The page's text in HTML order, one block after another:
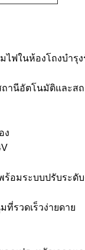
ไฟในห้องโถงบำ
านีอัตโนมัติและสถ
ง
ร้อมระบบปรับระดั
รวดเร็วง่ายดาย